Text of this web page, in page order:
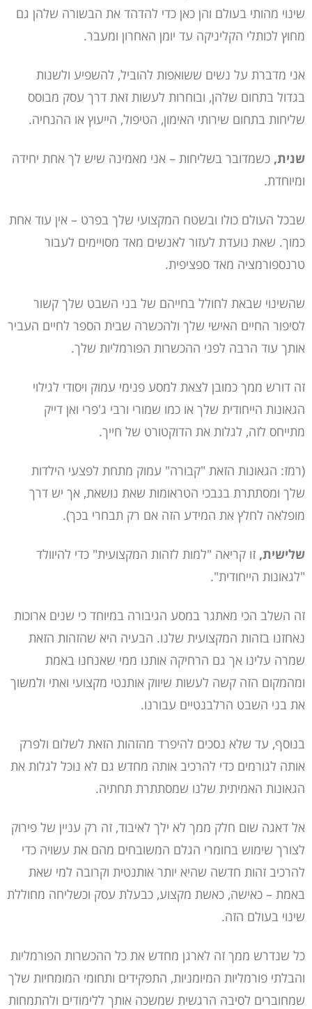
שינוי מהותי בעולם והן כאן כדי להדהד את הבשורה שלהן גם
מחוץ לכותלי הקליניקה עד יומן האחרון ומעבר.
אני מדברת על נשים ששואפות להוביל, להשפיע ולשנות
בגדול בתחום שלהן, ובוחרות לעשות זאת דרך עסק מבוסס
שליחות בתחום שירותי האימון, הטיפול, הייעוץ או ההנחיה.
שנית, כשמדובר בשליחות – אני מאמינה שיש לך אחת יחידה
ומיוחדת.
שבכל העולם כולו ובשטח המקצועי שלך בפרט – אין עוד אחת
כמוך. שאת נועדת לעזור לאנשים מאד מסויימים לעבור
טרנספורמציה מאד ספציפית.
שהשינוי שבאת לחולל בחייהם של בני השבט שלך קשור
לסיפור החיים האישי שלך ולהכשרה שבית הספר לחיים העביר
אותך עוד הרבה לפני ההכשרות הפורמליות שלך.
זה דורש ממך כמובן לצאת למסע פנימי עמוק ויסודי לגילוי
הגאונות הייחודית שלך או כמו שמורי ורבי ג'פרי ואן דייק
מתייחס לזה, לגלות את הדוקטורט של חייך.
(רמז: הגאונות הזאת "קבורה" עמוק מתחת לפצעי הילדות
שלך ומסתתרת בנבכי הטראומות שאת נושאת, אך יש דרך
מופלאה לחלץ את המידע הזה אם רק תבחרי בכך).
שלישית, זו קריאה "למות לזהות המקצועית" כדי להיוולד
"לגאונות הייחודית".
זה השלב הכי מאתגר במסע הגיבורה במיוחד כי שנים ארוכות
נאחזנו בזהות המקצועית שלנו. הבעיה היא שהזהות הזאת
שמרה עלינו אך גם הרחיקה אותנו ממי שאנחנו באמת
ומהמקום הזה קשה לעשות שיווק אותנטי מקצועי ואתי ולמשוך
את בני השבט הרלבנטיים עבורנו.
בנוסף, עד שלא נסכים להיפרד מהזהות הזאת לשלום ולפרק
אותה לגורמים כדי להרכיב אותה מחדש גם לא נוכל לגלות את
הגאונות האמיתית שלנו שמסתתרת תחתיה.
אל דאגה שום חלק ממך לא ילך לאיבוד, זה רק עניין של פירוק
לצורך שימוש בחומרי הגלם המשובחים מהם את עשויה כדי
להרכיב זהות חדשה שהיא יותר אותנטית וקרובה למי שאת
באמת – כאישה, כאשת מקצוע, כבעלת עסק וכשליחה מחוללת
שינוי בעולם הזה.
כל שנדרש ממך זה לארגן מחדש את כל ההכשרות הפורמליות
והבלתי פורמליות המיומניות, התפקידים ותחומי המומחיות שלך
שמחוברים לסיבה הרגשית שמשכה אותך ללימודים ולהתמחות